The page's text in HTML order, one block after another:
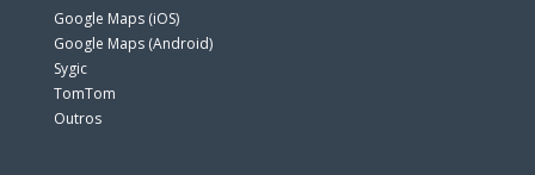
Google Maps (iOS)
Google Maps (Android)
Sygic
TomTom
Outros